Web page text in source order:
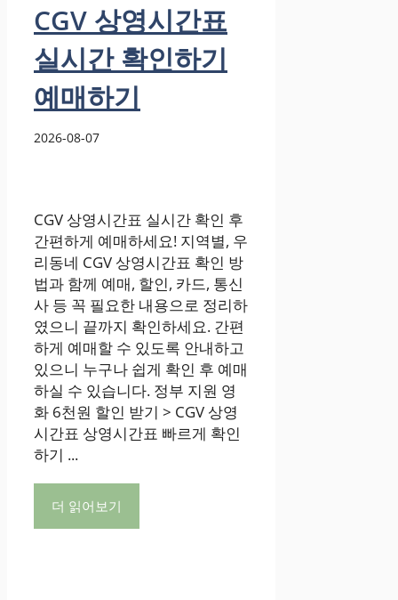
CGV 상영시간표
실시간 확인하기
예매하기
2026-08-07
CGV 상영시간표 실시간 확인 후
간편하게 예매하세요! 지역별, 우
리동네 CGV 상영시간표 확인 방
법과 함께 예매, 할인, 카드, 통신
사 등 꼭 필요한 내용으로 정리하
였으니 끝까지 확인하세요. 간편
하게 예매할 수 있도록 안내하고
있으니 누구나 쉽게 확인 후 예매
하실 수 있습니다. 정부 지원 영
화 6천원 할인 받기 > CGV 상영
시간표 상영시간표 빠르게 확인
하기 ...
더 읽어보기